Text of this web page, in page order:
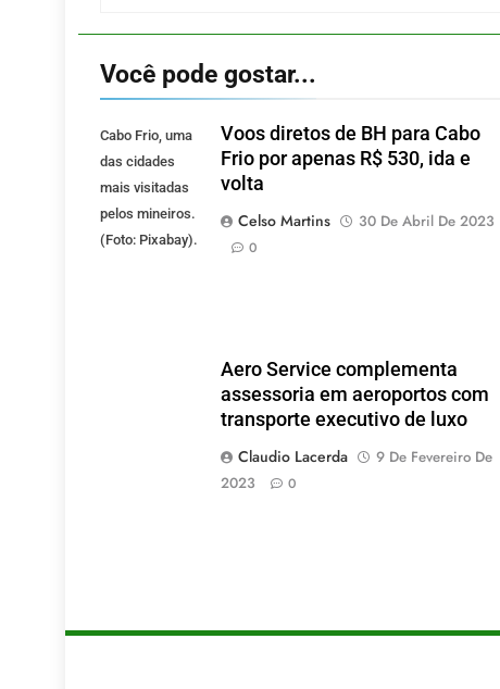
Você pode gostar...
Cabo Frio, uma
das cidades
mais visitadas
pelos mineiros.
(Foto: Pixabay).
Voos diretos de BH para Cabo
Frio por apenas R$ 530, ida e
volta
Celso Martins
30 De Abril De 2023
0
Aero Service complementa
assessoria em aeroportos com
transporte executivo de luxo
Claudio Lacerda
9 De Fevereiro De
2023
0